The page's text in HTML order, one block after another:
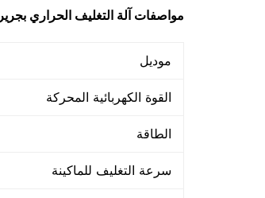
مواصفات آلة التغليف الحراري بجرير
موديل
القوة الكهربائية المحركة
الطاقة
سرعة التغليف للماكينة